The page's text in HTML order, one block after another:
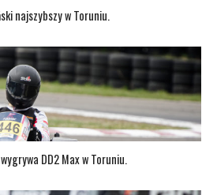
najszybszy w Toruniu.
DD2 Max w Toruniu.